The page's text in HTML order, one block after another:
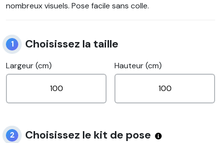
nombreux visuels. Pose facile sans colle.
1 Choisissez la taille
Largeur (cm) Hauteur (cm)
2 Choisissez le kit de pose